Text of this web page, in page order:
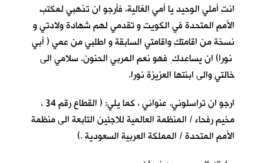
انتِ أملي الوحيد يا أمي الغالية، فأرجو ان تذهبي لمكتب
الأمم المتحدة في الكويت و تقدمي لهم شهادة ولادتي و
نسخة من اقامتكِ واقامتي السابقة و اطلبي من عمي ( أبي
نورا) ان يساعدك ِ فهو نعم المربي الحنون. سلامي الى
خالتي والى ابنتها العزيزة نورا.
ارجو ان تراسلوني. عنواني ، كما يلي: ( القطاع رقم 34 ،
مخيم رفحاء / المنظمة العالمية للاجئين التابعة الى منظمة
الأمم المتحدة / المملكة العربية السعودية .)